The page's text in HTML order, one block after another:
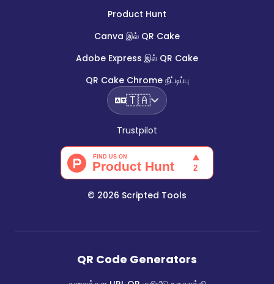
Product Hunt
Canva இல் QR Cake
Adobe Express இல் QR Cake
QR Cake Chrome நீட்டிப்பு
🇹🇦
Trustpilot
© 2026 Scripted Tools
QR Code Generators